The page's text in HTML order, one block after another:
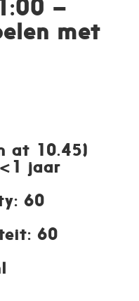
–
met
at 10.45)
jaar
60
60